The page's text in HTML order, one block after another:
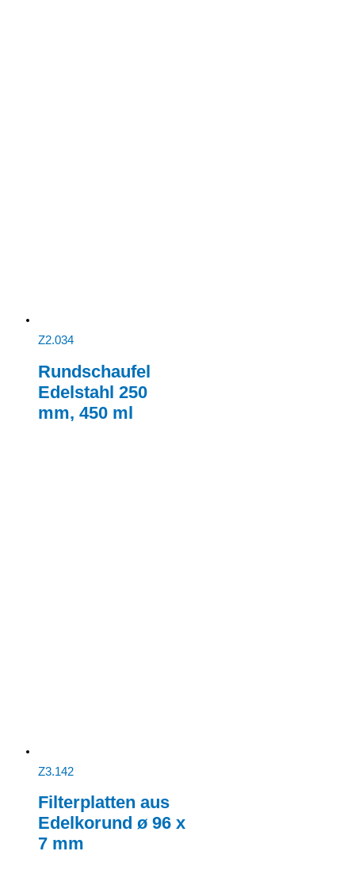
Z2.034
Rundschaufel
Edelstahl 250
mm, 450 ml
Z3.142
Filterplatten aus
Edelkorund ø 96 x
7 mm